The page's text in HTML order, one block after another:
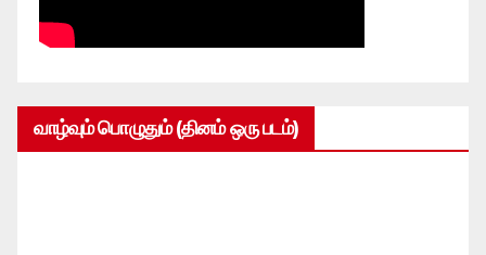
வாழ்வும் பொழுதும் (தினம் ஒரு படம்)